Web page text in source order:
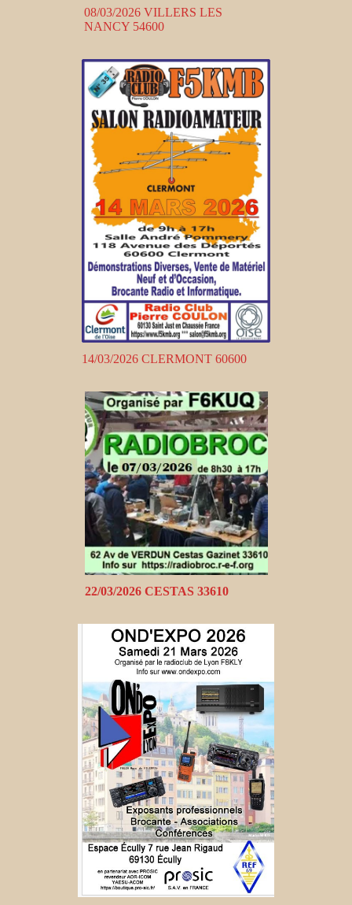
08/03/2026 VILLERS LES
NANCY 54600
14/03/2026 CLERMONT 60600
22/03/2026 CESTAS 33610